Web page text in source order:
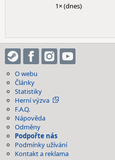
1× (dnes)
O webu
Články
Statistiky
Herní výzva
F.A.Q.
Nápověda
Odměny
Podpořte nás
Podmínky užívání
Kontakt a reklama